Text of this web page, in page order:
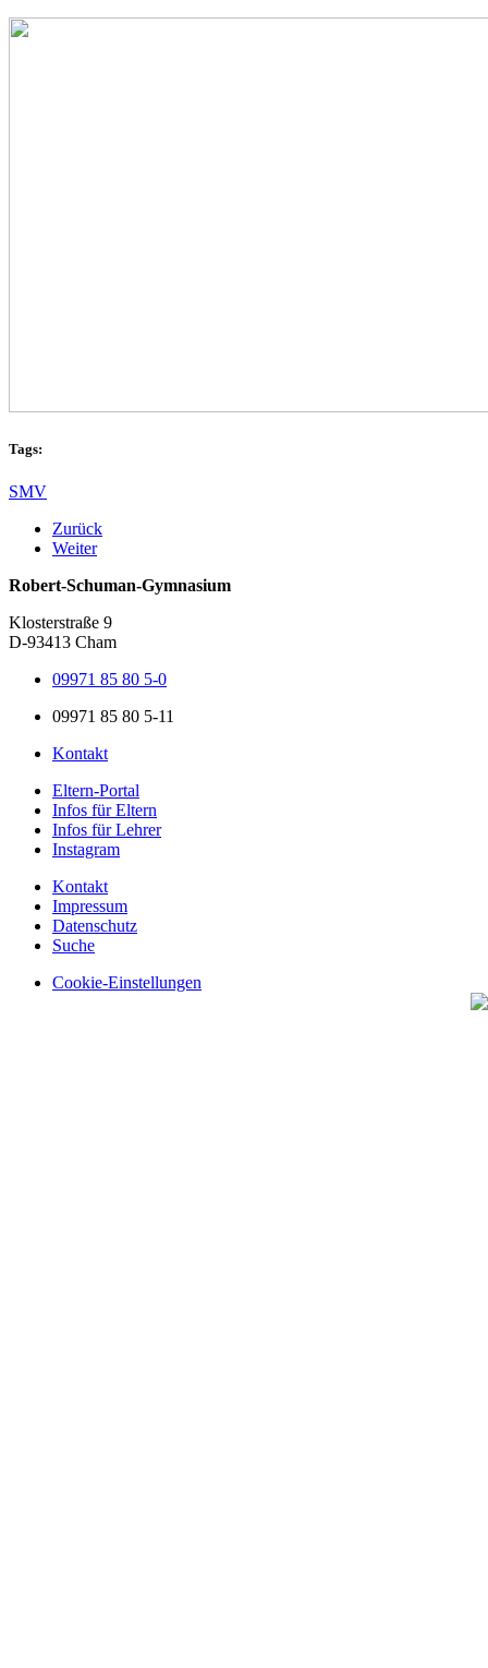
Tags:
SMV
Zurück
Weiter
Robert-Schuman-Gymnasium
Klosterstraße 9
D-93413 Cham
09971 85 80 5-0
09971 85 80 5-11
Kontakt
Eltern-Portal
Infos für Eltern
Infos für Lehrer
Instagram
Kontakt
Impressum
Datenschutz
Suche
Cookie-Einstellungen